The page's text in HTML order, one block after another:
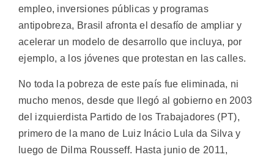
empleo, inversiones públicas y programas
antipobreza, Brasil afronta el desafío de ampliar y
acelerar un modelo de desarrollo que incluya, por
ejemplo, a los jóvenes que protestan en las calles.
No toda la pobreza de este país fue eliminada, ni
mucho menos, desde que llegó al gobierno en 2003
del izquierdista Partido de los Trabajadores (PT),
primero de la mano de Luiz Inácio Lula da Silva y
luego de Dilma Rousseff. Hasta junio de 2011,